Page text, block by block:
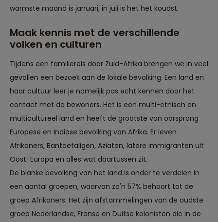
warmste maand is januari; in juli is het het koudst.
Maak kennis met de verschillende
volken en culturen
Tijdens een familiereis door Zuid-Afrika brengen we in veel
gevallen een bezoek aan de lokale bevolking. Een land en
haar cultuur leer je namelijk pas echt kennen door het
contact met de bewoners. Het is een multi-etnisch en
multicultureel land en heeft de grootste van oorsprong
Europese en Indiase bevolking van Afrika. Er leven
Afrikaners, Bantoetaligen, Aziaten, latere immigranten uit
Oost-Europa en alles wat daartussen zit.
De blanke bevolking van het land is onder te verdelen in
een aantal groepen, waarvan zo'n 57% behoort tot de
groep Afrikaners. Het zijn afstammelingen van de oudste
groep Nederlandse, Franse en Duitse kolonisten die in de